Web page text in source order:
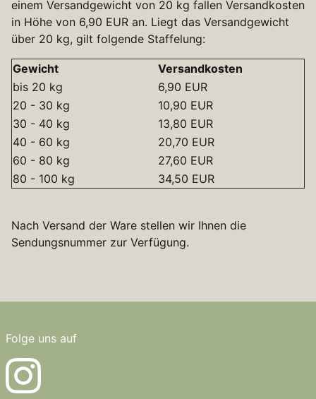
einem Versandgewicht von 20 kg fallen Versandkosten
in Höhe von 6,90 EUR an. Liegt das Versandgewicht
über 20 kg, gilt folgende Staffelung:
Gewicht
Versandkosten
bis 20 kg
6,90 EUR
20 - 30 kg
10,90 EUR
30 - 40 kg
13,80 EUR
40 - 60 kg
20,70 EUR
60 - 80 kg
27,60 EUR
80 - 100 kg
34,50 EUR
Nach Versand der Ware stellen wir Ihnen die
Sendungsnummer zur Verfügung.
Folge uns auf